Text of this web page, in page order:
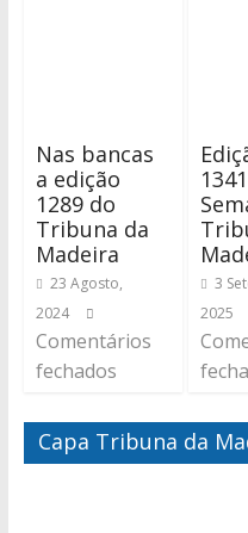
Nas bancas
a edição
1289 do
Tribuna da
Madeira
23 Agosto,
2024
Comentários
fechados
3
2025
Capa Tribuna da